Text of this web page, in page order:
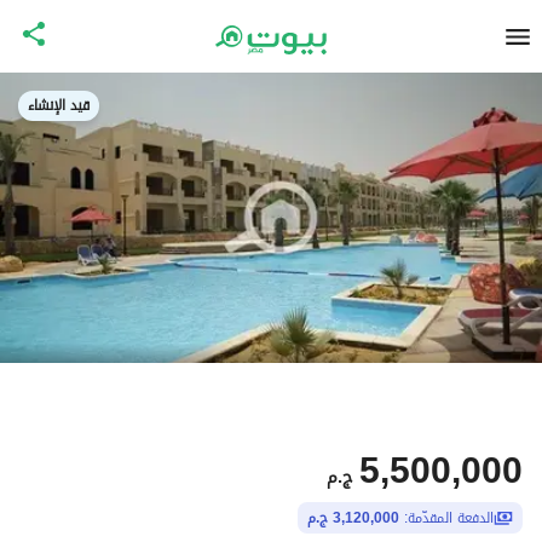
قيد الإنشاء
ج.م 5,500,000
الدفعة المقدّمة: 3,120,000 ج.م